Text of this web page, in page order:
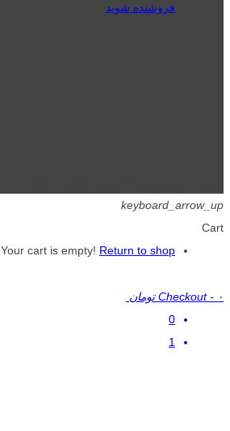
فروشنده شوید
keyboard_arrow_up
Cart
Your cart is empty! Return to shop
Checkout - ۰ تومان
0
1